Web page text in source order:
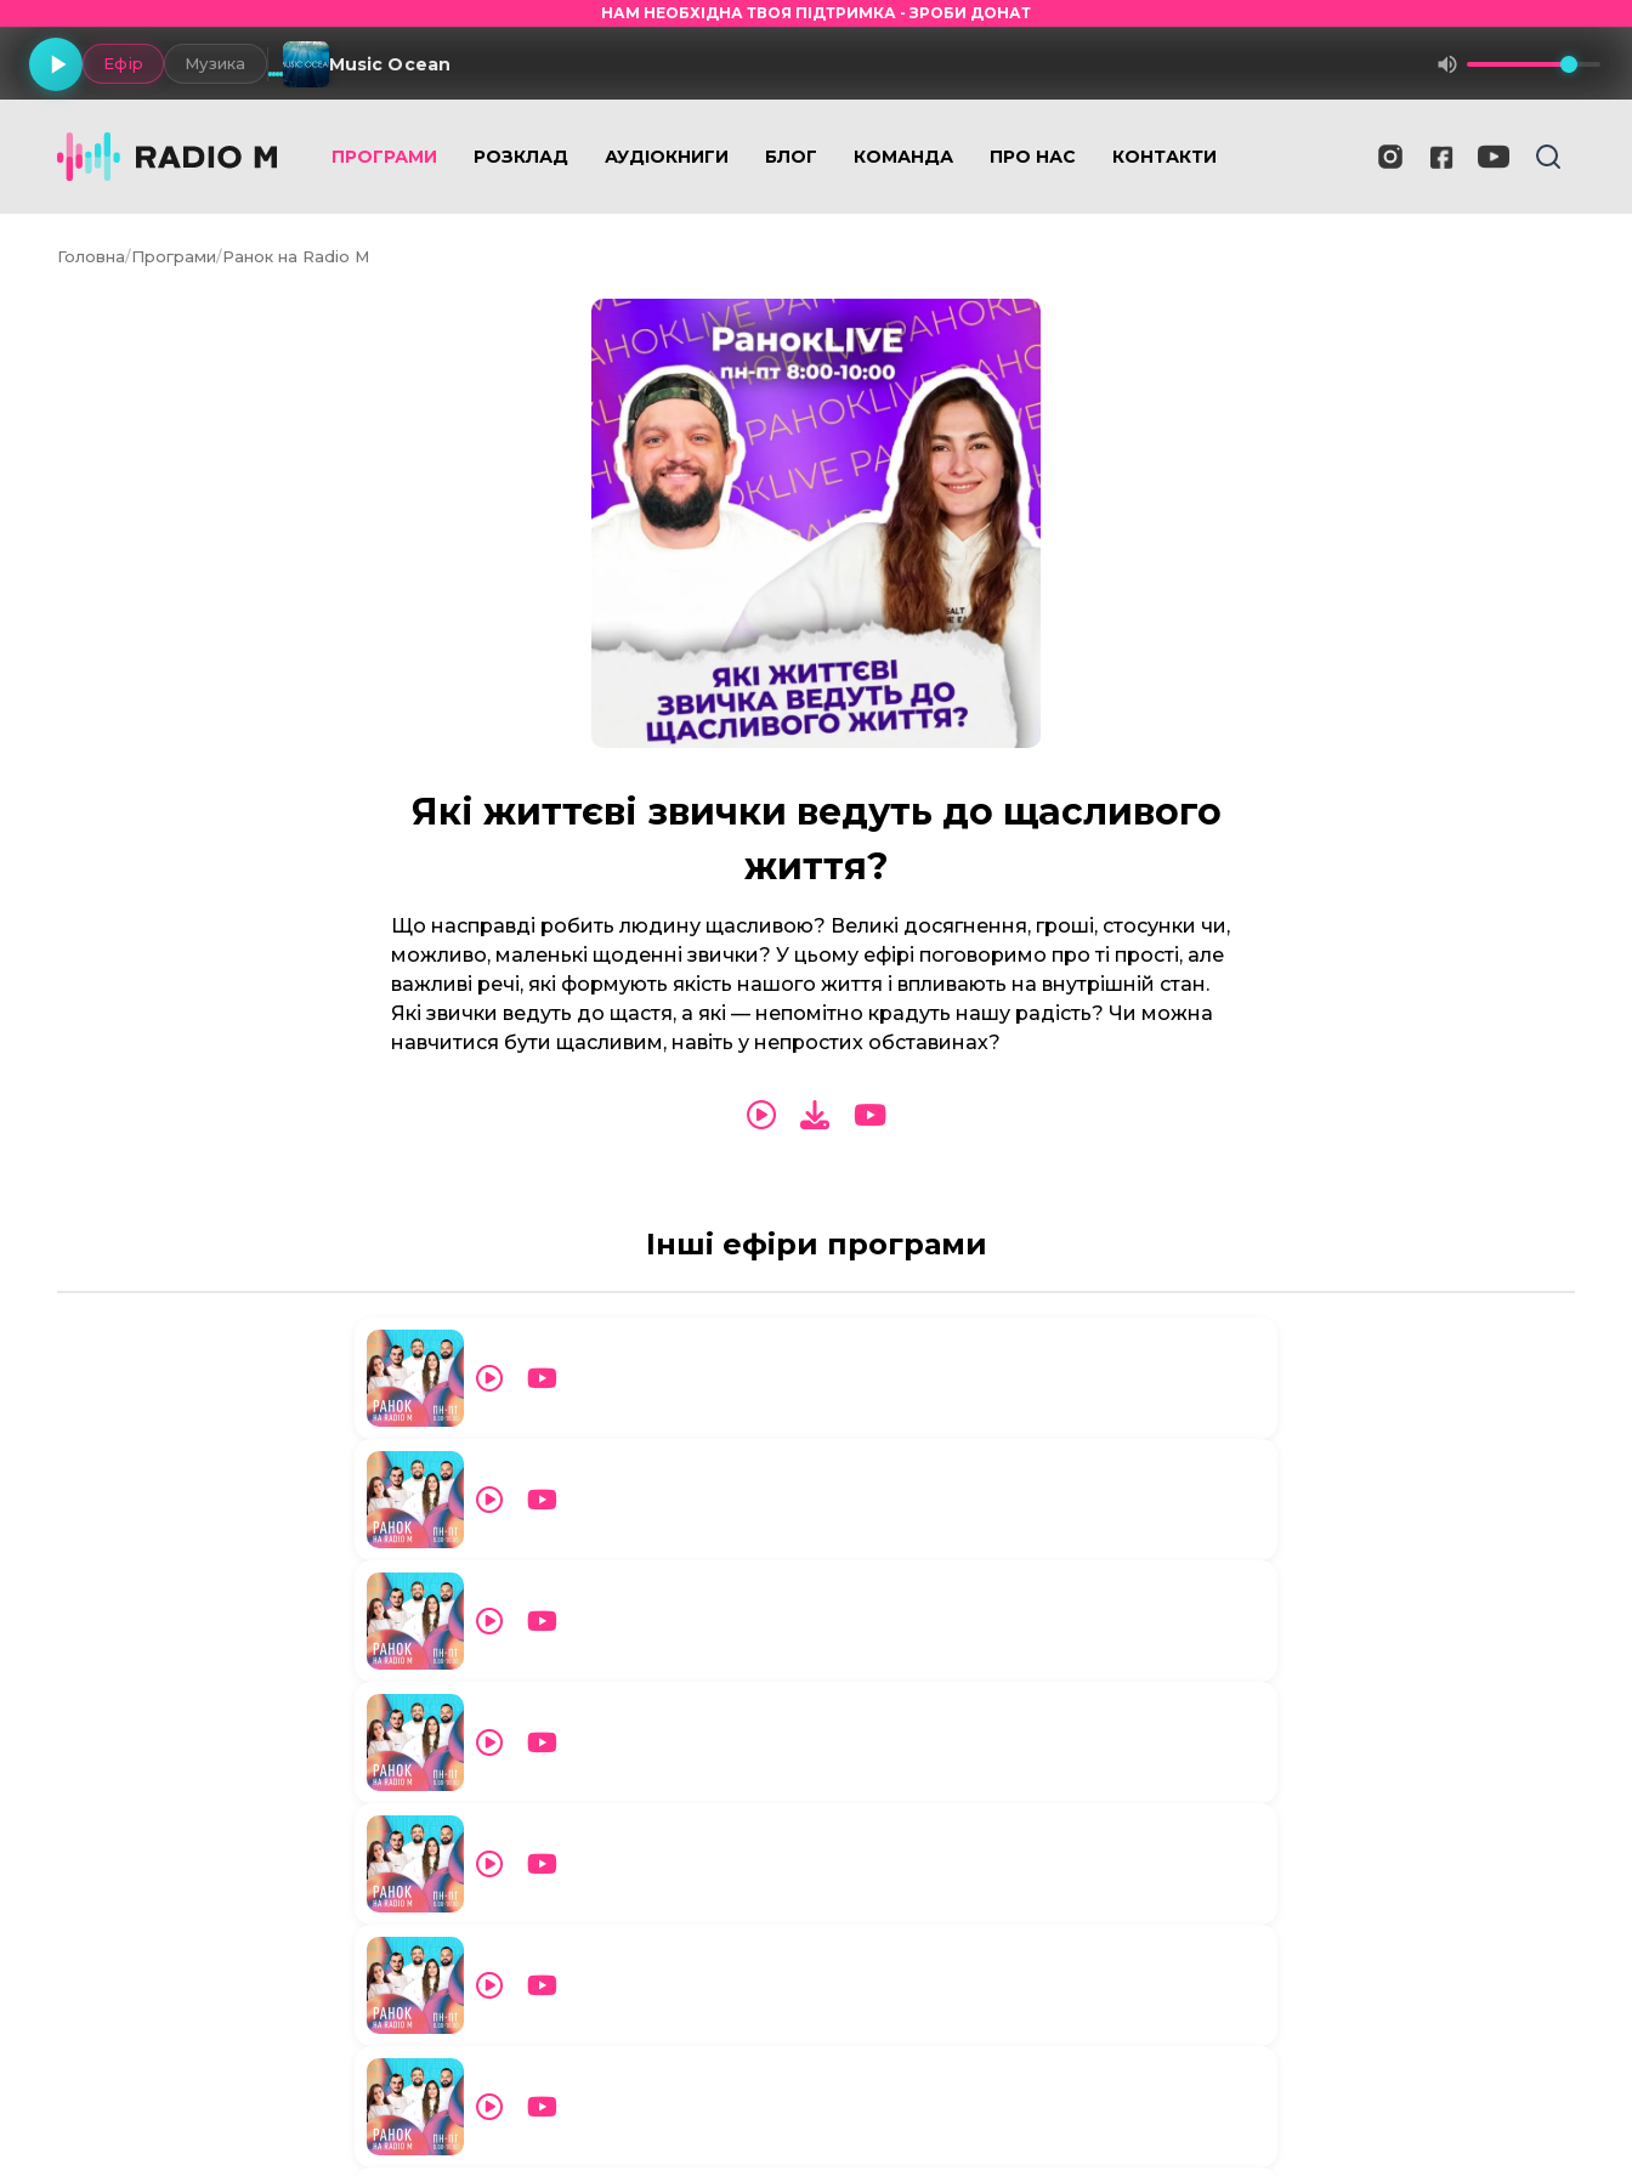
НАМ НЕОБХІДНА ТВОЯ ПІДТРИМКА - ЗРОБИ ДОНАТ
Ефір Музика Music Ocean
ПРОГРАМИ РОЗКЛАД АУДІОКНИГИ БЛОГ КОМАНДА ПРО НАС КОНТАКТИ
Головна/Програми/Ранок на Radio M
Які життєві звички ведуть до щасливого
життя?
Що насправді робить людину щасливою? Великі досягнення, гроші, стосунки чи,
можливо, маленькі щоденні звички? У цьому ефірі поговоримо про ті прості, але
важливі речі, які формують якість нашого життя і впливають на внутрішній стан.
Які звички ведуть до щастя, а які — непомітно крадуть нашу радість? Чи можна
навчитися бути щасливим, навіть у непростих обставинах?
Інші ефіри програми